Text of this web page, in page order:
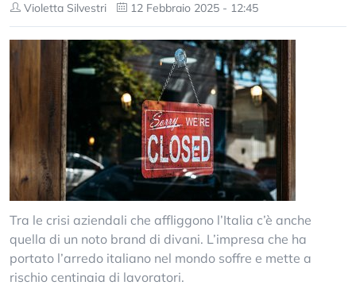
Violetta Silvestri 12 Febbraio 2025 - 12:45
Tra le crisi aziendali che affliggono l’Italia c’è anche
quella di un noto brand di divani. L’impresa che ha
portato l’arredo italiano nel mondo soffre e mette a
rischio centinaia di lavoratori.